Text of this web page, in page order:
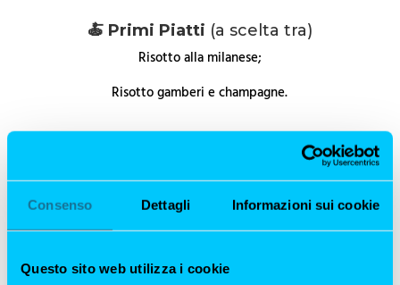
Consenso Dettagli Informazioni sui cookie
Questo sito web utilizza i cookie
🍝 Primi Piatti (a scelta tra)
Risotto alla milanese;
Risotto gamberi e champagne.
(a scelta tra)
Tiramisù fatto in casa;